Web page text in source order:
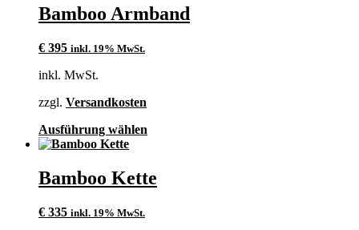
mehrere
Varianten
gewählt
Bamboo Armband
€ 395 inkl. 19% MwSt.
inkl. MwSt.
zzgl. Versandkosten
Ausführung wählen
Varianten
Bamboo Kette
€ 335 inkl. 19% MwSt.